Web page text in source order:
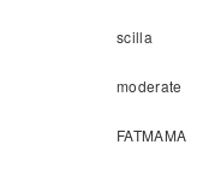
scilla
moderate
FATMAMA